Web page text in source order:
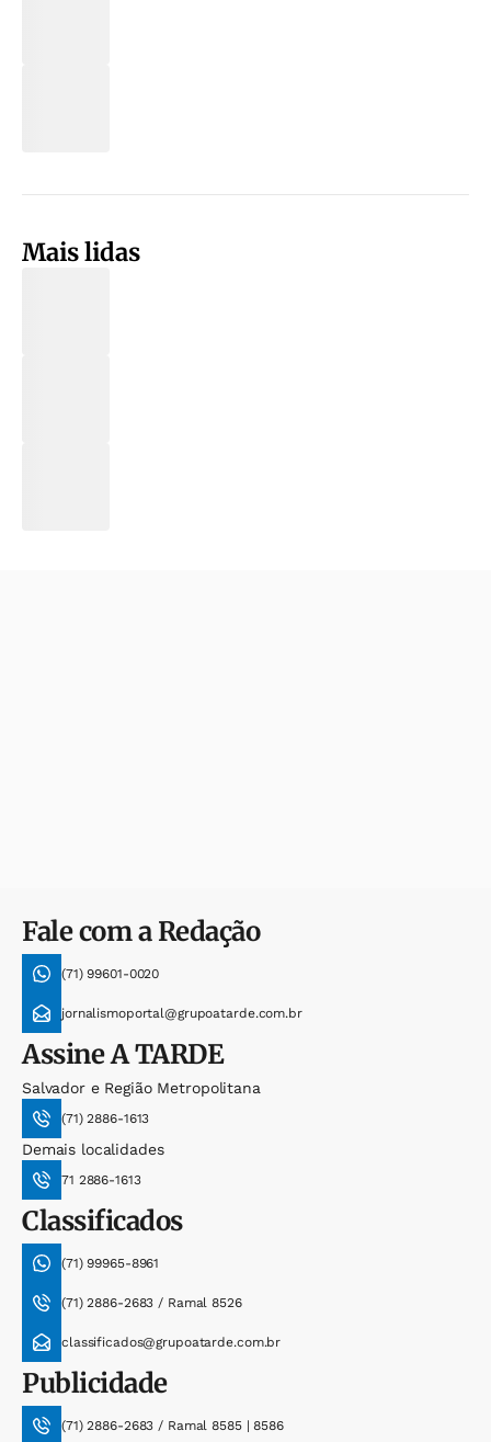
Mais lidas
Fale com a Redação
(71) 99601-0020
jornalismoportal@grupoatarde.com.br
AssineA TARDE
Salvador e Região Metropolitana
(71) 2886-1613
Demais localidades
71 2886-1613
Classificados
(71) 99965-8961
(71) 2886-2683 / Ramal 8526
classificados@grupoatarde.com.br
Publicidade
(71) 2886-2683 / Ramal 8585 | 8586